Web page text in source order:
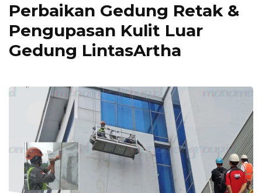
Perbaikan Gedung Retak &
Pengupasan Kulit Luar
Gedung LintasArtha